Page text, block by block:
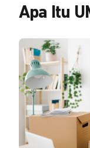
Apa Itu